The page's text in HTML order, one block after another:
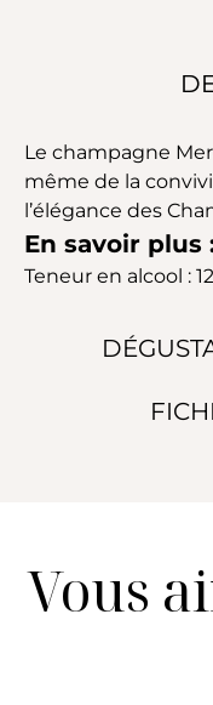
Le champagne
même de la
l’élégance des
En savoir plus
Teneur en alcool :
Vous